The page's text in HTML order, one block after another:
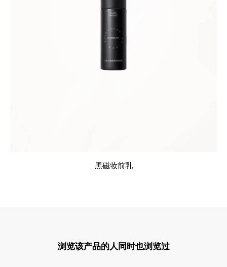
黑磁妆前乳
浏览该产品的人同时也浏览过